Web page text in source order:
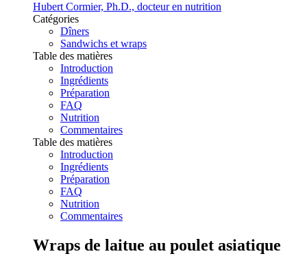
Hubert Cormier, Ph.D., docteur en nutrition
Catégories
Dîners
Sandwichs et wraps
Table des matières
Introduction
Ingrédients
Préparation
FAQ
Nutrition
Commentaires
Table des matières
Introduction
Ingrédients
Préparation
FAQ
Nutrition
Commentaires
Wraps de laitue au poulet asiatique